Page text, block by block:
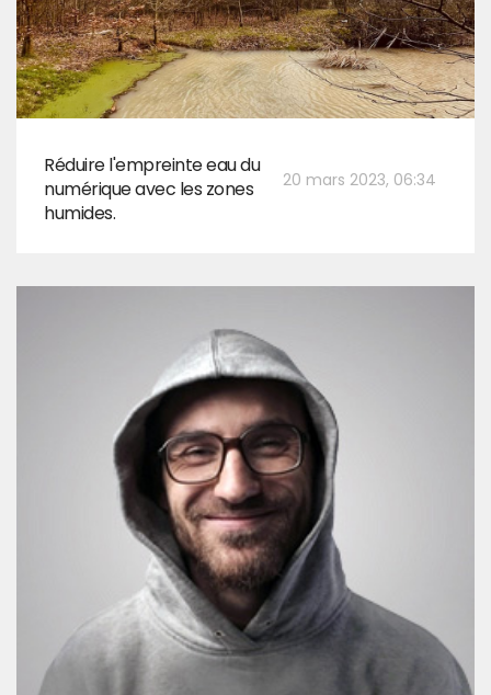
20 mars 2023, 06:34
Réduire l'empreinte eau du
numérique avec les zones
humides.